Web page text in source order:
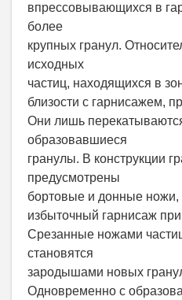
впрессовывающихся в
более
крупных гранул.
исходных
частиц, находящихся в
близости с гарнисажем,
Они лишь
образовавшиеся
гранулы. В конструкции
предусмотрены
бортовые и донные ножи,
избыточный гарнисаж
Срезанные ножами
становятся
зародышами новых
Одновременно с